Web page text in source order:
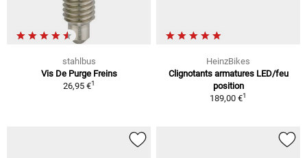
stahlbus
Vis De Purge Freins
26,95 €1
HeinzBikes
Clignotants armatures LED/feu
position
189,00 €1